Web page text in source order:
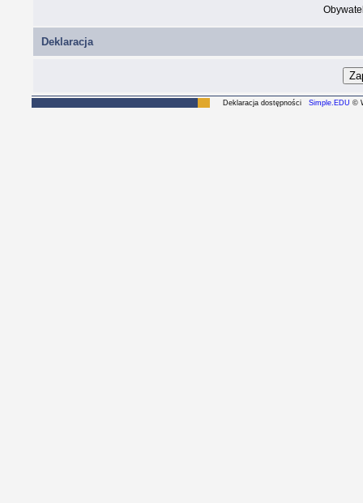
Deklaracja
Deklaracja dostępności Simple.EDU ©